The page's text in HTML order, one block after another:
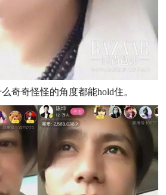
奇奇怪怪的角度都能hold住。